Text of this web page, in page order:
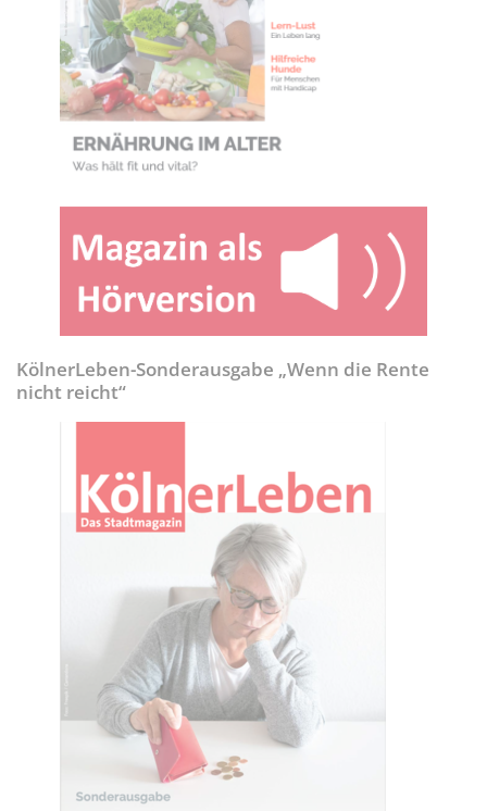
KölnerLeben-Sonderausgabe „Wenn die Rente
nicht reicht“